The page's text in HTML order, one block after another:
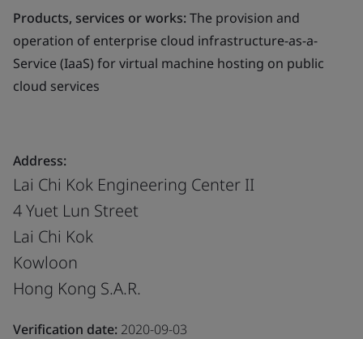
Products, services or works:The provision and
operation of enterprise cloud infrastructure-as-a-
Service (IaaS) for virtual machine hosting on public
cloud services
Address:
Lai Chi Kok Engineering Center II
4 Yuet Lun Street
Lai Chi Kok
Kowloon
Hong Kong S.A.R.
Verification date: 2020-09-03